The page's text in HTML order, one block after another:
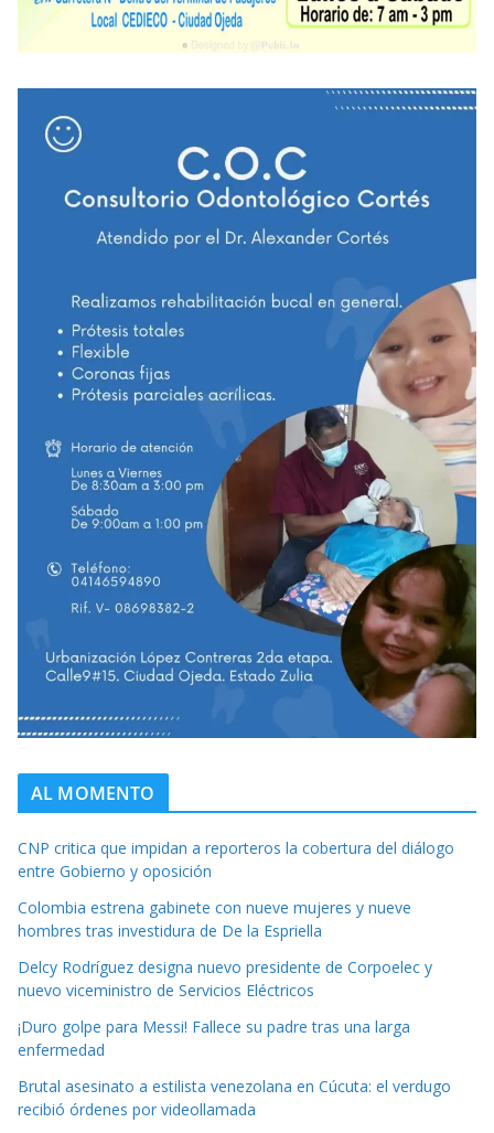
AL MOMENTO
CNP critica que impidan a reporteros la cobertura del diálogo
entre Gobierno y oposición
Colombia estrena gabinete con nueve mujeres y nueve
hombres tras investidura de De la Espriella
Delcy Rodríguez designa nuevo presidente de Corpoelec y
nuevo viceministro de Servicios Eléctricos
¡Duro golpe para Messi! Fallece su padre tras una larga
enfermedad
Brutal asesinato a estilista venezolana en Cúcuta: el verdugo
recibió órdenes por videollamada